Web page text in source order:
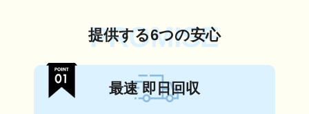
PROMISE
提供する6つの安心
最速 即日回収